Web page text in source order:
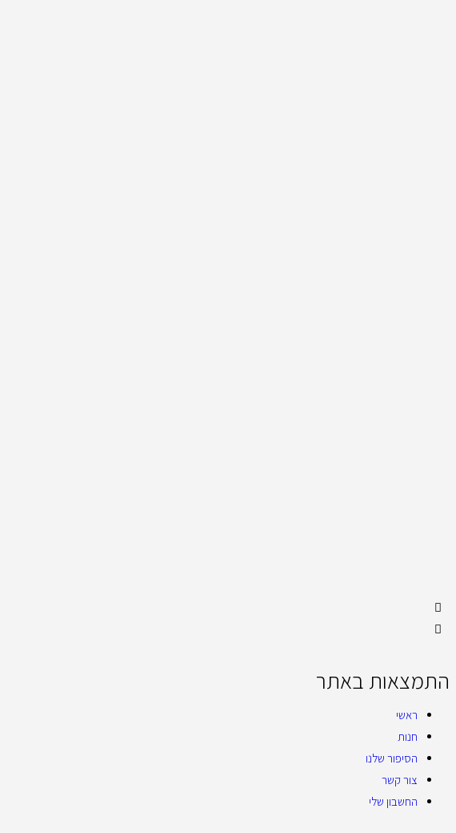
התמצאות באתר
ראשי
חנות
הסיפור שלנו
צור קשר
החשבון שלי